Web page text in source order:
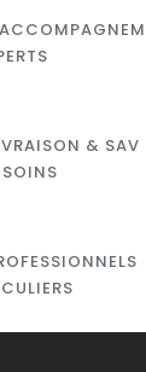
& SAV